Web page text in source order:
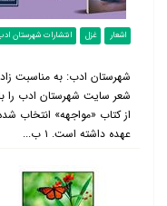
اشعار غزل انتشارات شهرستان
شهرستان ادب: به مناسبت
شعر سایت شهرستان ادب را
از کتاب «مواجهه» انتخاب
عهده داشته است. ۱ ب...